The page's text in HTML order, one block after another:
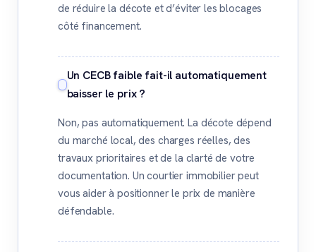
de réduire la décote et d’éviter les blocages
côté financement.
Un CECB faible fait-il automatiquement
baisser le prix ?
Non, pas automatiquement. La décote dépend
du marché local, des charges réelles, des
travaux prioritaires et de la clarté de votre
documentation. Un courtier immobilier peut
vous aider à positionner le prix de manière
défendable.